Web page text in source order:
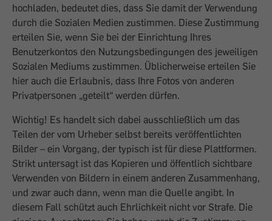
hochladen, bedeutet dies, dass Sie damit der Verwendung
durch die Sozialen Medien zustimmen. Diese Zustimmung
erteilen Sie, wenn Sie bei der Einrichtung Ihres
Benutzerkontos den Nutzungsbedingungen des jeweiligen
Sozialen Mediums zustimmen. Üblicherweise erteilen Sie
hier auch die Erlaubnis, dass Ihre Fotos von anderen
Privatpersonen „geteilt“ werden dürfen.
Wichtig! Es handelt sich dabei ausschließlich um das
Teilen der vom Urheber selbst bereits veröffentlichten
Bilder – ein Vorgang, der typisch ist für diese Plattformen.
Strikt untersagt ist das Kopieren und öffentlich sichtbare
Verwenden von Bildern in einem anderen Zusammenhang,
und zwar auch dann, wenn man die Quelle angibt. In
diesem Fall schützt auch Ehrlichkeit nicht vor Strafe. Die